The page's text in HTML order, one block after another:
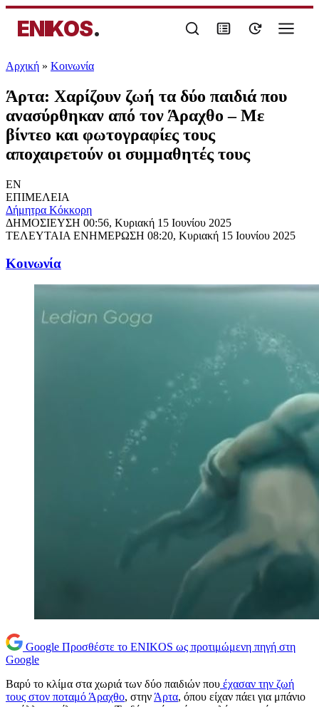
ENIKOS.
Αρχική » Κοινωνία
Άρτα: Χαρίζουν ζωή τα δύο παιδιά που
ανασύρθηκαν από τον Άραχθο – Με
βίντεο και φωτογραφίες τους
αποχαιρετούν οι συμμαθητές τους
EN
ΕΠΙΜΕΛΕΙΑ
Δήμητρα Κόκκορη
ΔΗΜΟΣΙΕΥΣΗ 00:56, Κυριακή 15 Ιουνίου 2025
ΤΕΛΕΥΤΑΙΑ ΕΝΗΜΕΡΩΣΗ 08:20, Κυριακή 15 Ιουνίου 2025
Κοινωνία
Google Προσθέστε το ENIKOS ως προτιμώμενη πηγή στη
Google
Βαρύ το κλίμα στα χωριά των δύο παιδιών που έχασαν την ζωή
τους στον ποταμό Άραχθο, στην Άρτα, όπου είχαν πάει για μπάνιο